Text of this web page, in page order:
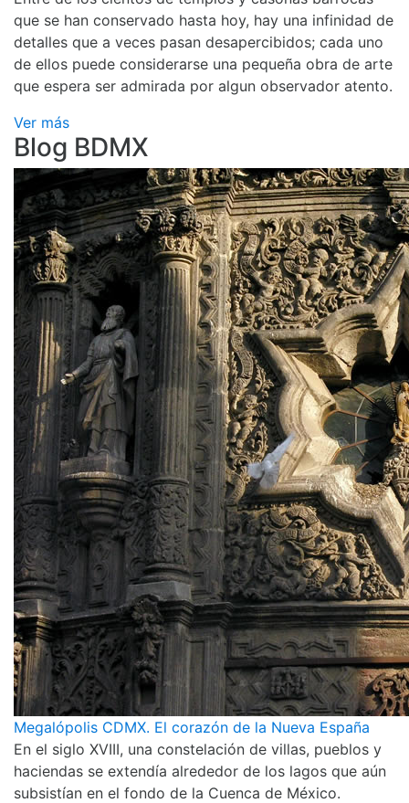
que se han conservado hasta hoy, hay una infinidad de
detalles que a veces pasan desapercibidos; cada uno
de ellos puede considerarse una pequeña obra de arte
que espera ser admirada por algun observador atento.
Ver más
Blog BDMX
Megalópolis CDMX. El corazón de la Nueva España
En el siglo XVIII, una constelación de villas, pueblos y
haciendas se extendía alrededor de los lagos que aún
subsistían en el fondo de la Cuenca de México.